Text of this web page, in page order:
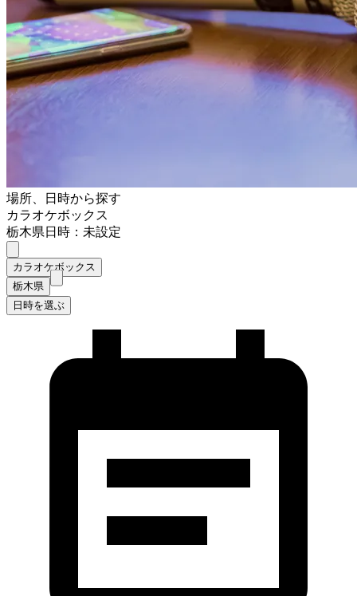
場所、日時から探す
カラオケボックス
栃木県日時：未設定
カラオケボックス
栃木県
日時を選ぶ